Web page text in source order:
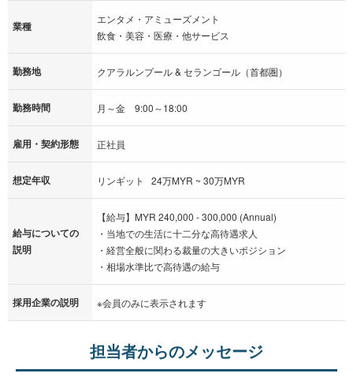
業種
エンタメ・アミューズメント
飲食・美容・医療・他サービス
勤務地 クアラルンプール & セランゴール（首都圏）
勤務時間 月～金 9:00～18:00
雇用・契約形態 正社員
想定年収 リンギット 24万MYR ~ 30万MYR
給与についての
説明
【給与】MYR 240,000 - 300,000 (Annual)
・当地での生活に十二分な高待遇求人
・経営全般に関わる裁量の大きいポジション
・相場水準比で高待遇の給与
採用企業の説明 ※会員のみに表示されます
担当者からのメッセージ